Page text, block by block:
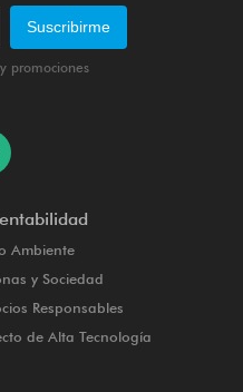
promociones
Ambiente
y Sociedad
Responsables
de Alta Tecnología